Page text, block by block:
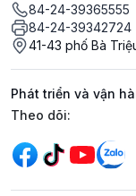
84-24-39365555
84-24-39342724
41-43 phố Bà
Phát triển và vận
Mạng xã hội
Theo dõi: